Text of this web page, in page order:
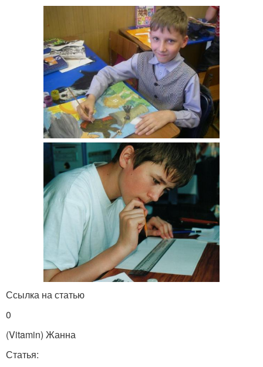
Ссылка на статью
0
(Vitamin) Жанна
Статья: